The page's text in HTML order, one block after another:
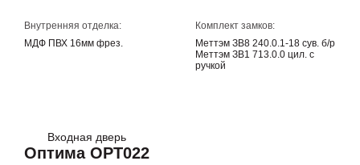
Внутренняя отделка:
МДФ ПВХ 16мм фрез.
Комплект замков:
Меттэм ЗВ8 240.0.1-18 сув. б/р
Меттэм ЗВ1 713.0.0 цил. с
ручкой
Входная дверь
Оптима OPT022